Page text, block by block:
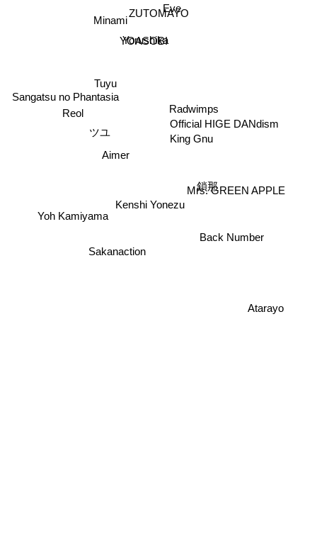
ZUTOMAYO
Yorushika
YOASOBI
Eve
Minami
Tuyu
King Gnu
Official HIGE DANdism
ツユ
Radwimps
Aimer
Kenshi Yonezu
Reol
Back Number
Sangatsu no Phantasia
Mrs. GREEN APPLE
Sakanaction
Yoh Kamiyama
Atarayo
鎖那